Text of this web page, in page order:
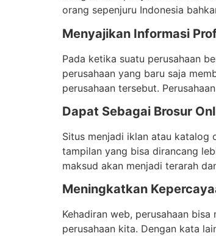
orang sepenjuru Indonesia
Menyajikan Informasi
Pada ketika suatu perusahaan
perusahaan yang baru saja
perusahaan tersebut.
Dapat Sebagai Brosur
Situs menjadi iklan atau katalog
tampilan yang bisa dirancang
maksud akan menjadi terarah
Meningkatkan
Kehadiran web, perusahaan
perusahaan kita. Dengan kata